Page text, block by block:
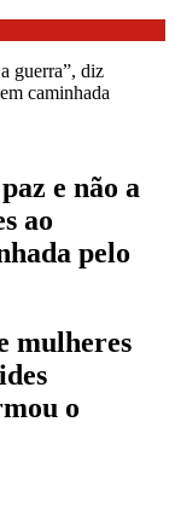
e não a
ao
pelo
mulheres
o